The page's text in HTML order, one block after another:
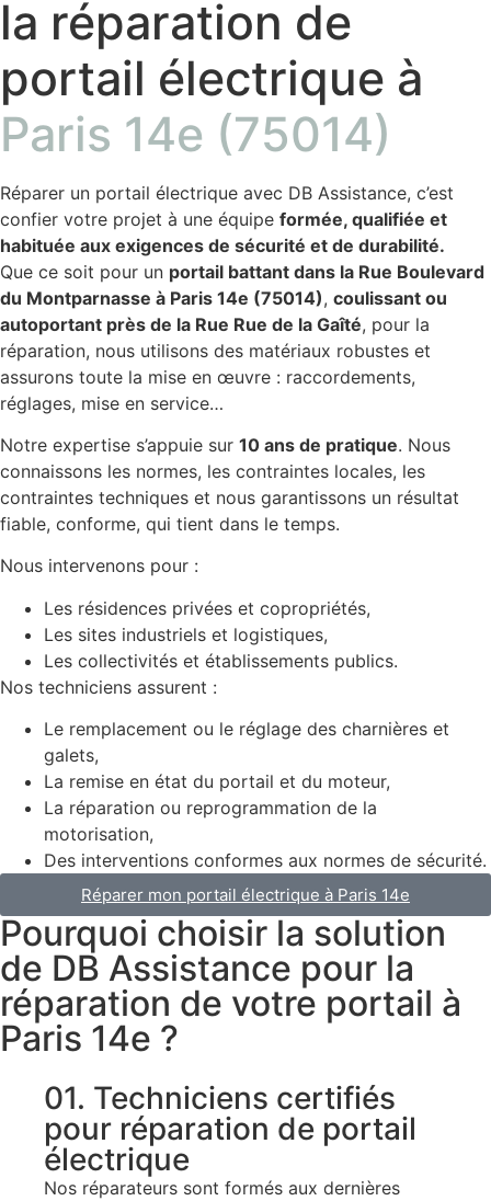
la réparation de
portail électrique à
Paris 14e (75014)
Réparer un portail électrique avec DB Assistance, c’est
confier votre projet à une équipe formée, qualifiée et
habituée aux exigences de sécurité et de durabilité.
Que ce soit pour un portail battant dans la Rue Boulevard
du Montparnasse à Paris 14e (75014), coulissant ou
autoportant près de la Rue Rue de la Gaîté, pour la
réparation, nous utilisons des matériaux robustes et
assurons toute la mise en œuvre : raccordements,
réglages, mise en service…
Notre expertise s’appuie sur 10 ans de pratique. Nous
connaissons les normes, les contraintes locales, les
contraintes techniques et nous garantissons un résultat
fiable, conforme, qui tient dans le temps.
Nous intervenons pour :
Les résidences privées et copropriétés,
Les sites industriels et logistiques,
Les collectivités et établissements publics.
Nos techniciens assurent :
Le remplacement ou le réglage des charnières et
galets,
La remise en état du portail et du moteur,
La réparation ou reprogrammation de la
motorisation,
Des interventions conformes aux normes de sécurité.
Réparer mon portail électrique à Paris 14e
Pourquoi choisir la solution
de DB Assistance pour la
réparation de votre portail à
Paris 14e ?
01. Techniciens certifiés
pour réparation de portail
électrique
Nos réparateurs sont formés aux dernières